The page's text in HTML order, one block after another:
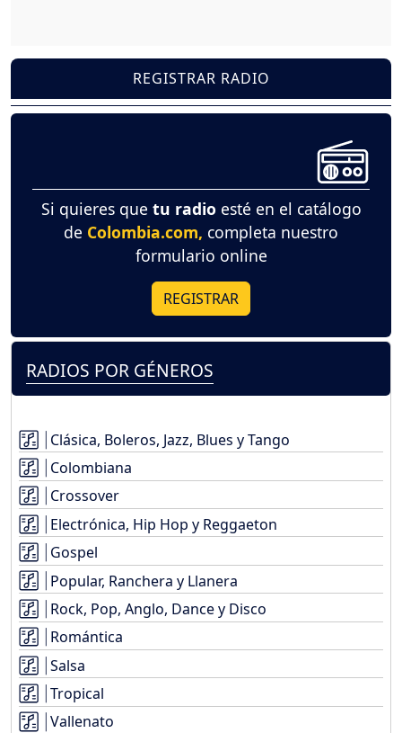
REGISTRAR RADIO
Si quieres que tu radio esté en el catálogo
de Colombia.com, completa nuestro
formulario online
REGISTRAR
RADIOS POR GÉNEROS
Clásica, Boleros, Jazz, Blues y Tango
Colombiana
Crossover
Electrónica, Hip Hop y Reggaeton
Gospel
Popular, Ranchera y Llanera
Rock, Pop, Anglo, Dance y Disco
Romántica
Salsa
Tropical
Vallenato